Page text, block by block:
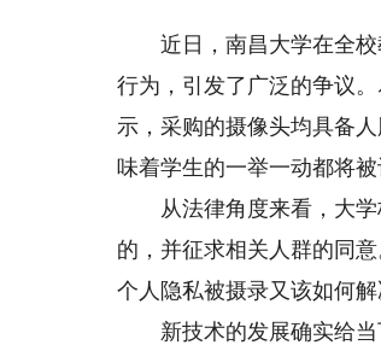
近日，南昌大学在全校
行为，引发了广泛的争议
示，采购的摄像头均具备
味着学生的一举一动都将被
从法律角度来看，大学
的，并征求相关人群的同
个人隐私被摄录又该如何解
新技术的发展确实给当